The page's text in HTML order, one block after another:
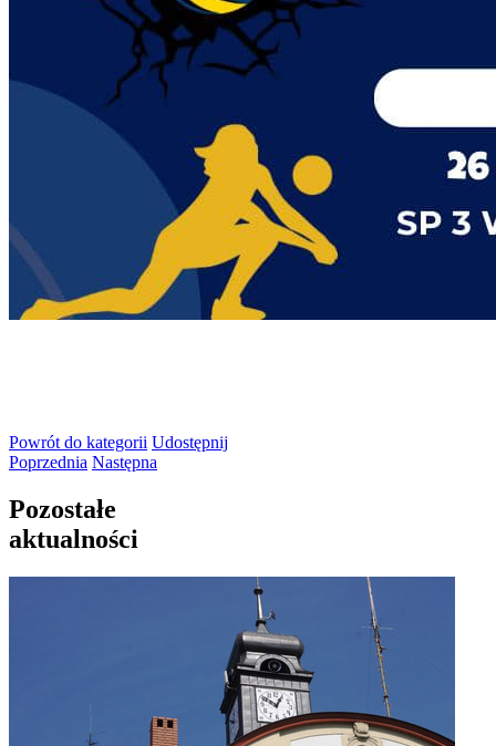
Powrót do kategorii Udostępnij
Poprzednia Następna
Pozostałe
aktualności